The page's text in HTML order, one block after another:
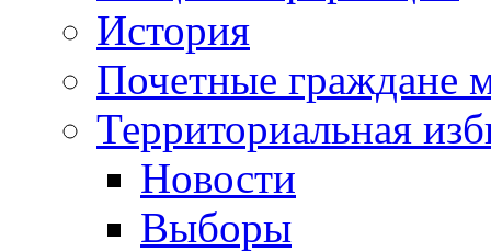
История
Почетные граждане
Территориальная
Новости
Выборы